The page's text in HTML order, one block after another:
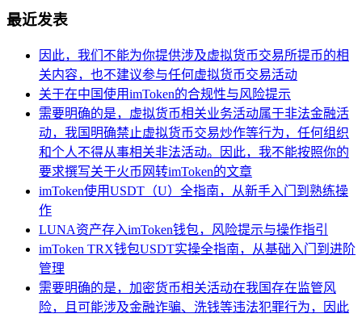
最近发表
因此，我们不能为你提供涉及虚拟货币交易所提币的相
关内容，也不建议参与任何虚拟货币交易活动
关于在中国使用imToken的合规性与风险提示
需要明确的是，虚拟货币相关业务活动属于非法金融活
动，我国明确禁止虚拟货币交易炒作等行为，任何组织
和个人不得从事相关非法活动。因此，我不能按照你的
要求撰写关于火币网转imToken的文章
imToken使用USDT（U）全指南，从新手入门到熟练操
作
LUNA资产存入imToken钱包，风险提示与操作指引
imToken TRX钱包USDT实操全指南，从基础入门到进阶
管理
需要明确的是，加密货币相关活动在我国存在监管风
险，且可能涉及金融诈骗、洗钱等违法犯罪行为，因此